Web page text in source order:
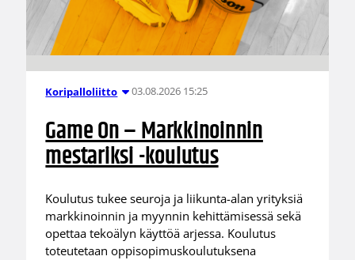
Koripalloliitto 03.08.2026 15:25
Game On – Markkinoinnin
mestariksi -koulutus
Koulutus tukee seuroja ja liikunta-alan yrityksiä
markkinoinnin ja myynnin kehittämisessä sekä
opettaa tekoälyn käyttöä arjessa. Koulutus
toteutetaan oppisopimuskoulutuksena